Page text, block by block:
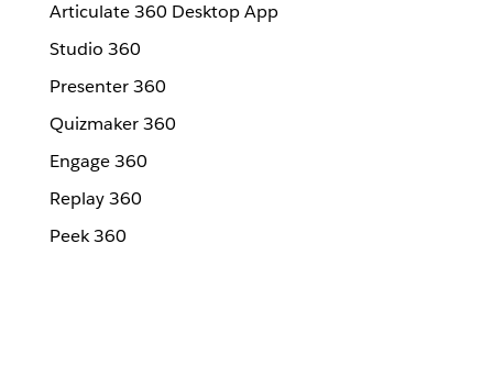
Articulate 360 Desktop App
Studio 360
Presenter 360
Quizmaker 360
Engage 360
Replay 360
Peek 360